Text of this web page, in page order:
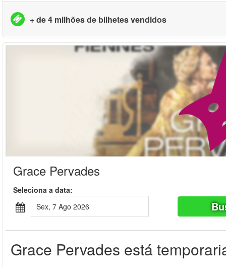
+ de 4 milhões de bilhetes vendidos
Grace Pervades
Seleciona a data:
Sex, 7 Ago 2026
Grace Pervades está